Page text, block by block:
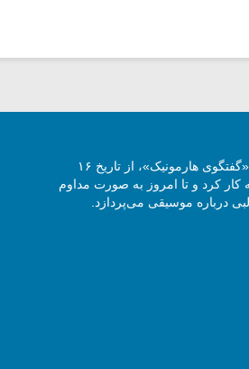
مجله آنلاین موسیقی «گفتگوی هارمونیک»، از تاریخ ۱۶
۱۳۸۳ آغاز به کار کرد و تا امروز به صورت مداوم
درباره موسیقی می‌پردازد.